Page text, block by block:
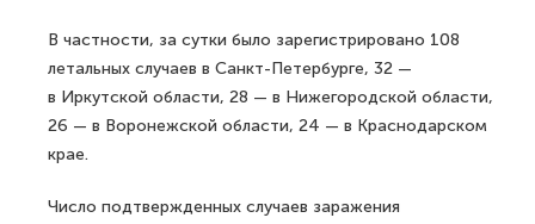
В частности, за сутки было зарегистрировано 108
летальных случаев в Санкт-Петербурге, 32 —
в Иркутской области, 28 — в Нижегородской области,
26 — в Воронежской области, 24 — в Краснодарском
крае.
Число подтвержденных случаев заражения